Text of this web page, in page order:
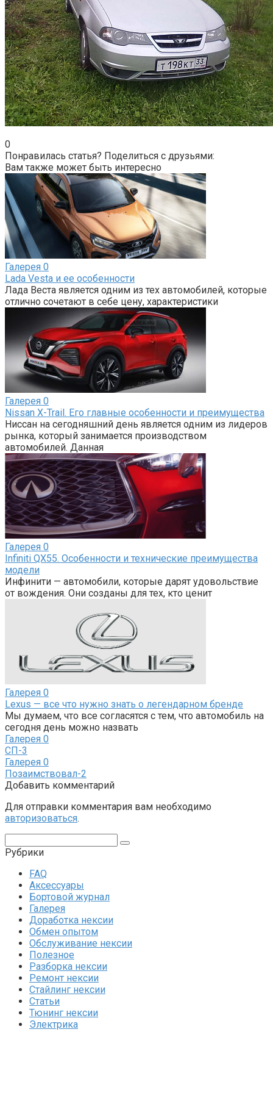
0
Понравилась статья? Поделиться с друзьями:
Вам также может быть интересно
Галерея 0
Lada Vesta и ее особенности
Лада Веста является одним из тех автомобилей, которые
отлично сочетают в себе цену, характеристики
Галерея 0
Nissan X-Trail. Его главные особенности и преимущества
Ниссан на сегодняшний день является одним из лидеров
рынка, который занимается производством
автомобилей. Данная
Галерея 0
Infiniti QX55. Особенности и технические преимущества
модели
Инфинити — автомобили, которые дарят удовольствие
от вождения. Они созданы для тех, кто ценит
Галерея 0
Lexus — все что нужно знать о легендарном бренде
Мы думаем, что все согласятся с тем, что автомобиль на
сегодня день можно назвать
Галерея 0
СП-3
Галерея 0
Позаимствовал-2
Добавить комментарий
Для отправки комментария вам необходимо
авторизоваться.
Рубрики
FAQ
Аксессуары
Бортовой журнал
Галерея
Доработка нексии
Обмен опытом
Обслуживание нексии
Полезное
Разборка нексии
Ремонт нексии
Стайлинг нексии
Статьи
Тюнинг нексии
Электрика